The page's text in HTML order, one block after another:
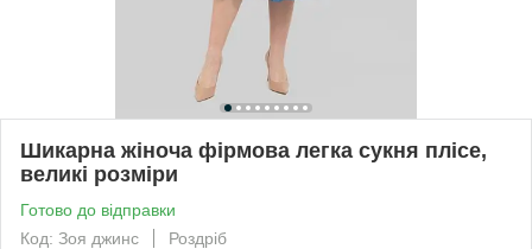
Шикарна жіноча фірмова легка сукня плісе,
великі розміри
Готово до відправки
Код: Зоя джинс
Роздріб